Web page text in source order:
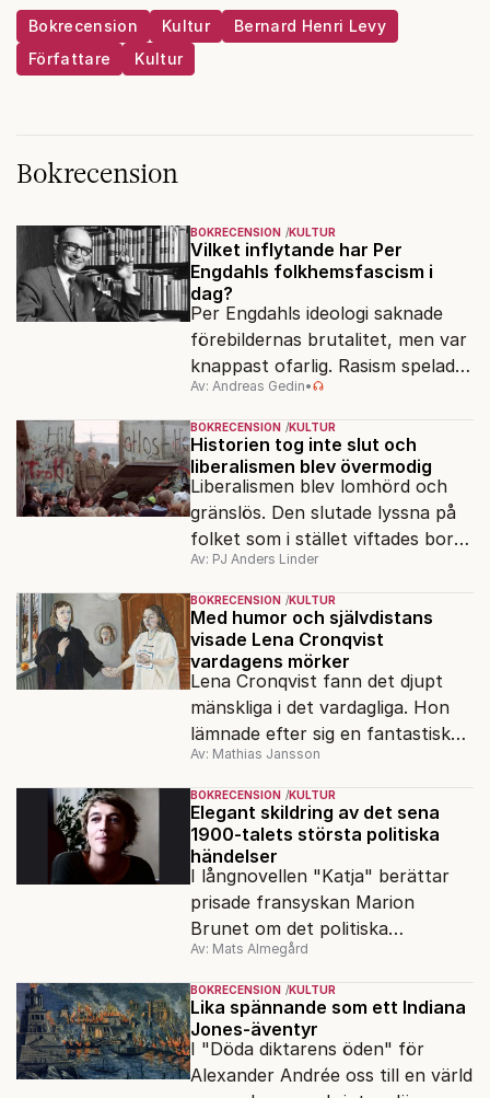
Bokrecension Kultur
Bernard Henri Levy
Författare
Kultur
Bokrecension
BOKRECENSION KULTUR
Vilket inflytande har Per
Engdahls folkhemsfascism i
dag?
Per Engdahls ideologi saknade
förebildernas brutalitet, men var
knappast ofarlig. Rasism spelades
ned i förmån för "kultur". Känns
det igen?
Av: Andreas Gedin•
BOKRECENSION KULTUR
Historien tog inte slut och
liberalismen blev övermodig
Liberalismen blev lomhörd och
gränslös. Den slutade lyssna på
folket som i stället viftades bort
och misstänkliggjordes. Men kan
liberalismen komma tillbaka?
Av: PJ Anders Linder
BOKRECENSION KULTUR
Med humor och självdistans
visade Lena Cronqvist
vardagens mörker
Lena Cronqvist fann det djupt
mänskliga i det vardagliga. Hon
lämnade efter sig en fantastisk
bildskatt. En ny visuell biografi
visar oss hennes inre värld.
Av: Mathias Jansson
BOKRECENSION KULTUR
Elegant skildring av det sena
1900-talets största politiska
händelser
I långnovellen "Katja" berättar
prisade fransyskan Marion
Brunet om det politiska
förtrycket och frigörelsen i DDR.
Av: Mats Almegård
BOKRECENSION KULTUR
Lika spännande som ett Indiana
Jones-äventyr
I "Döda diktarens öden" för
Alexander Andrée oss till en värld